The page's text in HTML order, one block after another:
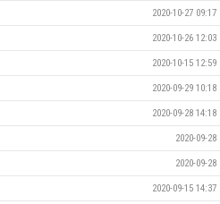
2020-10-27 09:17
2020-10-26 12:03
2020-10-15 12:59
2020-09-29 10:18
2020-09-28 14:18
2020-09-28
2020-09-28
2020-09-15 14:37